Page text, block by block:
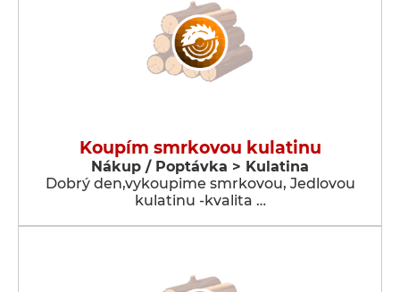
Koupím smrkovou kulatinu
Nákup / Poptávka > Kulatina
Dobrý den,vykoupime smrkovou, Jedlovou
kulatinu -kvalita …